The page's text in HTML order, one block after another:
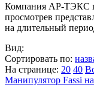
Компания АР-ТЭКС
просмотрев
на длительный
Вид:
Сортировать по:
На странице: 20 40
Манипулятор Fassi